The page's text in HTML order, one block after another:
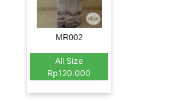
MR002
All Size
Rp120.000